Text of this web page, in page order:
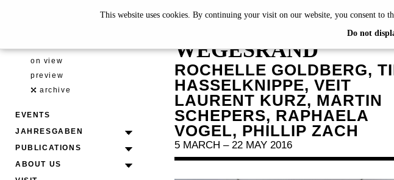
This website uses cookies. By continuing your visit on our website, you consent
Do not
on view
preview
archive
EVENTS
JAHRESGABEN
PUBLICATIONS
ABOUT US
WEGESRAND
ROCHELLE GOLDBERG,
HASSELKNIPPE, VEIT
LAURENT KURZ, MARTIN
SCHEPERS, RAPHAELA
VOGEL, PHILLIP ZACH
5 MARCH – 22 MAY 2016